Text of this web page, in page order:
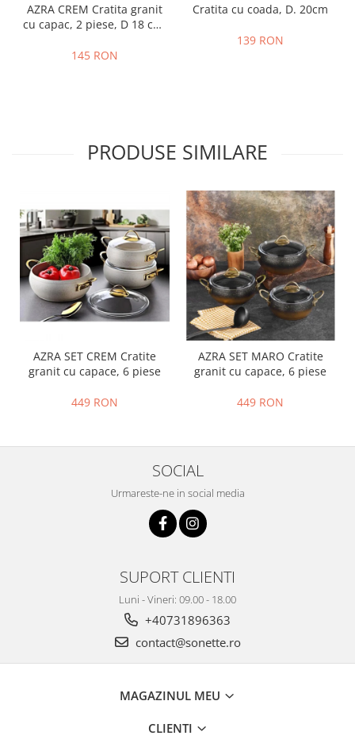
AZRA CREM Cratita granit
cu capac, 2 piese, D 18 cm,
145 RON
Cratita cu coada, D. 20cm
139 RON
PRODUSE SIMILARE
AZRA SET CREM Cratite
granit cu capace, 6 piese
449 RON
AZRA SET MARO Cratite
granit cu capace, 6 piese
449 RON
SOCIAL
Urmareste-ne in social media
SUPORT CLIENTI
Luni - Vineri: 09.00 - 18.00
+40731896363
contact@sonette.ro
MAGAZINUL MEU
CLIENTI